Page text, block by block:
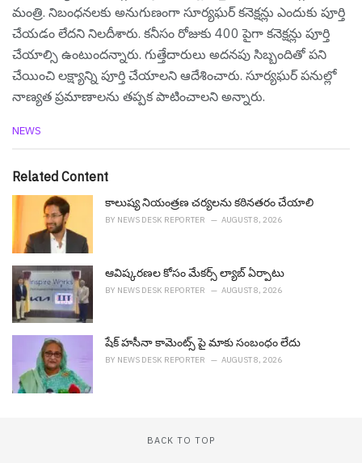
మంత్రి. నిబంధనలకు అనుగుణంగా సూర్యఘర్ కనెక్షన్లు ఎందుకు పూర్తి
చేయడం లేదని నిల‌దీశారు. కనీసం రోజుకు 400 పైగా కనెక్షన్లు పూర్తి
చేయాల్సి ఉంటుంద‌న్నారు. గుత్తేదారులు అదనపు సిబ్బందితో పని
చేయించి లక్ష్యాన్ని పూర్తి చేయాలని ఆదేశించారు. సూర్యఘర్ పనుల్లో
నాణ్యత ప్రమాణాలను తప్పక పాటించాలని అన్నారు.
C
e
e
:
NEWS
Related Content
కాలుష్య నియంత్రణ చర్యలను కఠినతరం చేయాలి
BY NEWS DESK REPORTER AUGUST 8, 2026
ఆవిష్క‌ర‌ణ‌ల కోసం మేక‌ర్స్ ల్యాబ్ ఏర్పాటు
BY NEWS DESK REPORTER AUGUST 8, 2026
షేక్ హ‌సీనా కామెంట్స్ పై మాకు సంబంధం లేదు
BY NEWS DESK REPORTER AUGUST 8, 2026
BACK TO TOP